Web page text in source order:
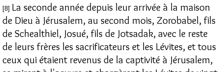
[8] La seconde année depuis leur arrivée à la maison
de Dieu à Jérusalem, au second mois, Zorobabel, fils
de Schealthiel, Josué, fils de Jotsadak, avec le reste
de leurs frères les sacrificateurs et les Lévites, et tous
ceux qui étaient revenus de la captivité à Jérusalem,